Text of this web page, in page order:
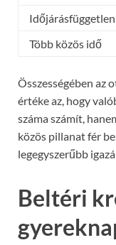
Időjárásfüggetlen
Több közös idő
Összességében az
értéke az, hogy
száma számít,
közös pillanat fér
legegyszerűbb
Beltéri